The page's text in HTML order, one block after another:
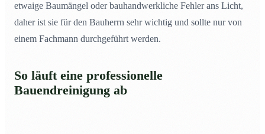
etwaige Baumängel oder bauhandwerkliche Fehler ans Licht,
daher ist sie für den Bauherrn sehr wichtig und sollte nur von
einem Fachmann durchgeführt werden.
So läuft eine professionelle
Bauendreinigung ab